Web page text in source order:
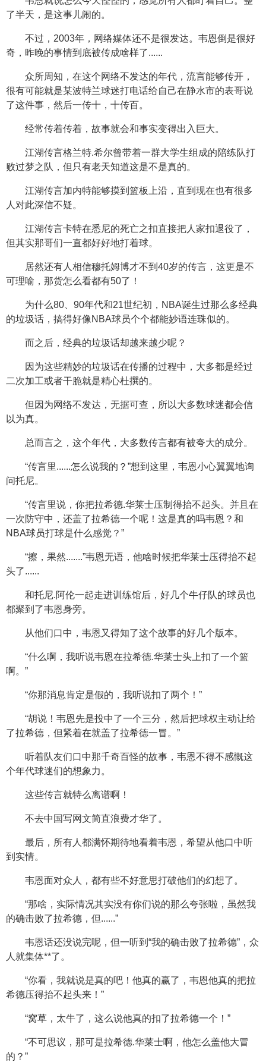
了半天，是这事儿闹的。
不过，2003年，网络媒体还不是很发达。韦恩倒是很好
奇，昨晚的事情到底被传成啥样了......
众所周知，在这个网络不发达的年代，流言能够传开，
很有可能就是某波特兰球迷打电话给自己在静水市的表哥说
了这件事，然后一传十，十传百。
经常传着传着，故事就会和事实变得出入巨大。
江湖传言格兰特.希尔曾带着一群大学生组成的陪练队打
败过梦之队，但只有老天知道这是不是真的。
江湖传言加内特能够摸到篮板上沿，直到现在也有很多
人对此深信不疑。
江湖传言卡特在悉尼的死亡之扣直接把人家扣退役了，
但其实那哥们一直都好好地打着球。
居然还有人相信穆托姆博才不到40岁的传言，这更是不
可理喻，那货怎么看都有50了！
为什么80、90年代和21世纪初，NBA诞生过那么多经典
的垃圾话，搞得好像NBA球员个个都能妙语连珠似的。
而之后，经典的垃圾话却越来越少呢？
因为这些精妙的垃圾话在传播的过程中，大多都是经过
二次加工或者干脆就是精心杜撰的。
但因为网络不发达，无据可查，所以大多数球迷都会信
以为真。
总而言之，这个年代，大多数传言都有被夸大的成分。
“传言里......怎么说我的？”想到这里，韦恩小心翼翼地询
问托尼。
“传言里说，你把拉希德.华莱士压制得抬不起头。并且在
一次防守中，还盖了拉希德一个呢！这是真的吗韦恩？和
NBA球员打球是什么感觉？”
“擦，果然.......”韦恩无语，他啥时候把华莱士压得抬不起
头了......
和托尼.阿伦一起走进训练馆后，好几个牛仔队的球员也
都聚到了韦恩身旁。
从他们口中，韦恩又得知了这个故事的好几个版本。
“什么啊，我听说韦恩在拉希德.华莱士头上扣了一个篮
啊。”
“你那消息肯定是假的，我听说扣了两个！”
“胡说！韦恩先是投中了一个三分，然后把球权主动让给
了拉希德，但紧着在就盖了拉希德一冒。”
听着队友们口中那千奇百怪的故事，韦恩不得不感慨这
个年代球迷们的想象力。
这些传言就特么离谱啊！
不去中国写网文简直浪费才华了。
最后，所有人都满怀期待地看着韦恩，希望从他口中听
到实情。
韦恩面对众人，都有些不好意思打破他们的幻想了。
“那啥，实际情况其实没有你们说的那么夸张啦，虽然我
的确击败了拉希德，但......”
韦恩话还没说完呢，但一听到“我的确击败了拉希德”，众
人就集体**了。
“你看，我就说是真的吧！他真的赢了，韦恩他真的把拉
希德压得抬不起头来！”
“窝草，太牛了，这么说他真的扣了拉希德一个！”
“不可思议，那可是拉希德.华莱士啊，他怎么盖他大冒
的？”